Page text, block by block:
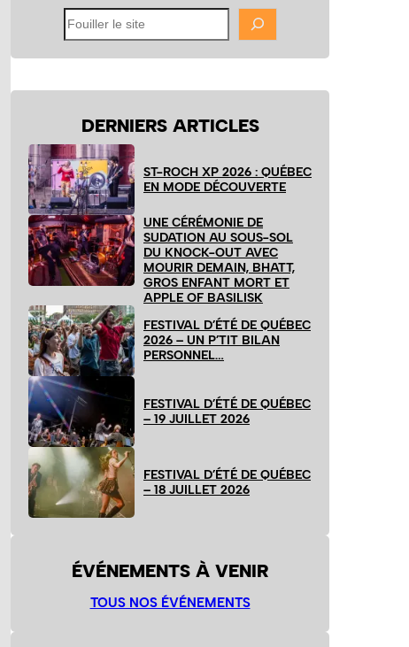
Fouiller
le
site
DERNIERS ARTICLES
ST-ROCH XP 2026 : QUÉBEC
EN MODE DÉCOUVERTE
UNE CÉRÉMONIE DE
SUDATION AU SOUS-SOL
DU KNOCK-OUT AVEC
MOURIR DEMAIN, BHATT,
GROS ENFANT MORT ET
APPLE OF BASILISK
FESTIVAL D’ÉTÉ DE QUÉBEC
2026 – UN P’TIT BILAN
PERSONNEL…
FESTIVAL D’ÉTÉ DE QUÉBEC
– 19 JUILLET 2026
FESTIVAL D’ÉTÉ DE QUÉBEC
– 18 JUILLET 2026
ÉVÉNEMENTS À VENIR
TOUS NOS ÉVÉNEMENTS